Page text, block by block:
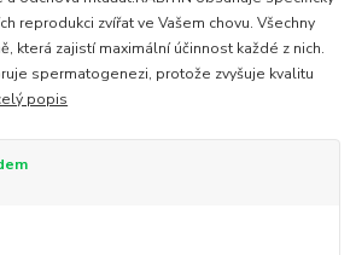
reprodukci zvířat ve Vašem chovu. Všechny
která zajistí maximální účinnost každé z nich.
spermatogenezi, protože zvyšuje kvalitu
popis